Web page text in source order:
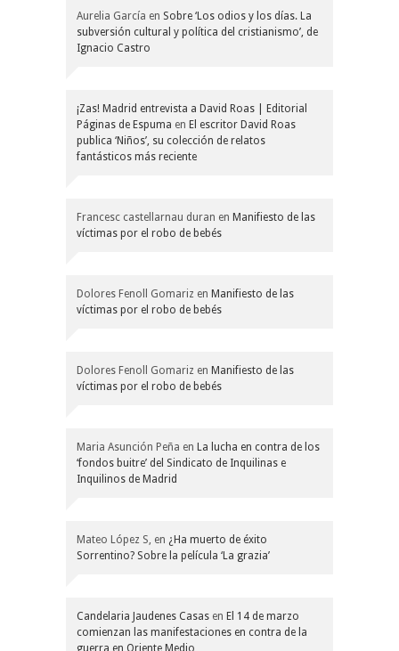
Aurelia García en Sobre ‘Los odios y los días. La
subversión cultural y política del cristianismo’, de
Ignacio Castro
¡Zas! Madrid entrevista a David Roas | Editorial
Páginas de Espuma en El escritor David Roas
publica ‘Niños’, su colección de relatos
fantásticos más reciente
Francesc castellarnau duran en Manifiesto de las
víctimas por el robo de bebés
Dolores Fenoll Gomariz en Manifiesto de las
víctimas por el robo de bebés
Dolores Fenoll Gomariz en Manifiesto de las
víctimas por el robo de bebés
Maria Asunción Peña en La lucha en contra de los
‘fondos buitre’ del Sindicato de Inquilinas e
Inquilinos de Madrid
Mateo López S, en ¿Ha muerto de éxito
Sorrentino? Sobre la película ‘La grazia’
Candelaria Jaudenes Casas en El 14 de marzo
comienzan las manifestaciones en contra de la
guerra en Oriente Medio